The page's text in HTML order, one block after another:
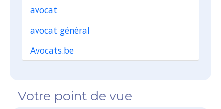
avocat
avocat général
Avocats.be
Votre point de vue